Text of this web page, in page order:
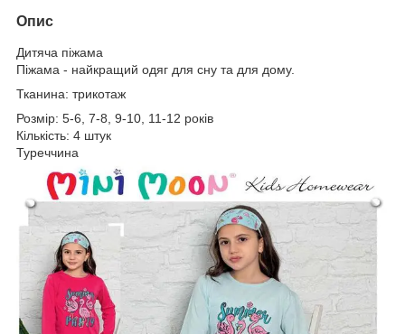
Опис
Дитяча піжама
Піжама - найкращий одяг для сну та для дому.
Тканина: трикотаж
Розмір: 5-6, 7-8, 9-10, 11-12 років
Кількість: 4 штук
Туреччина